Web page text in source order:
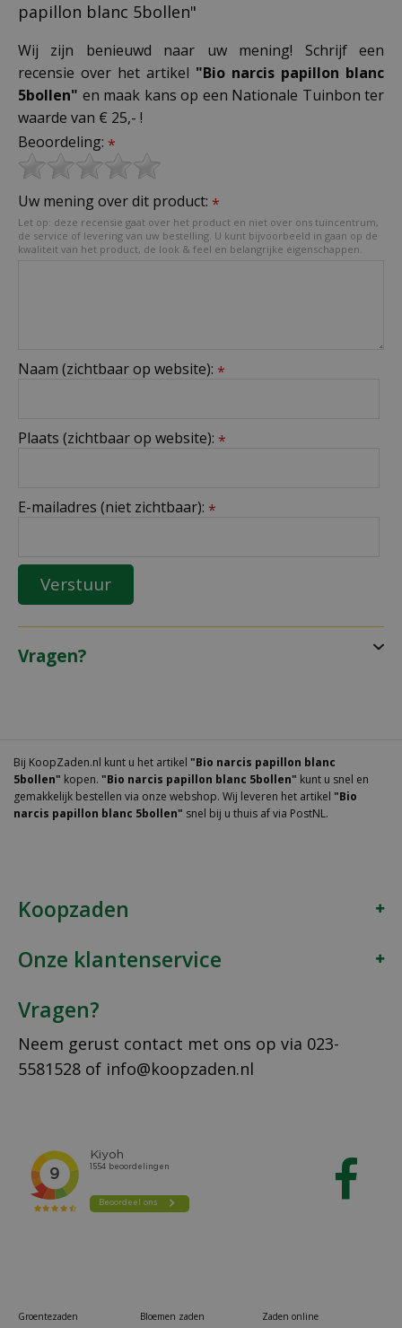
papillon blanc 5bollen"
Wij zijn benieuwd naar uw mening! Schrijf een
recensie over het artikel "Bio narcis papillon blanc
5bollen" en maak kans op een Nationale Tuinbon ter
waarde van € 25,- !
Beoordeling: *
Uw mening over dit product: *
Let op: deze recensie gaat over het product en niet over ons tuincentrum,
de service of levering van uw bestelling. U kunt bijvoorbeeld in gaan op de
kwaliteit van het product, de look & feel en belangrijke eigenschappen.
Naam (zichtbaar op website): *
Plaats (zichtbaar op website): *
E-mailadres (niet zichtbaar): *
Vragen?
Bij KoopZaden.nl kunt u het artikel "Bio narcis papillon blanc
5bollen" kopen. "Bio narcis papillon blanc 5bollen" kunt u snel en
gemakkelijk bestellen via onze webshop. Wij leveren het artikel "Bio
narcis papillon blanc 5bollen" snel bij u thuis af via PostNL.
Koopzaden
Onze klantenservice
Vragen?
Neem gerust contact met ons op via 023-
5581528 of info@koopzaden.nl
Groentezaden
Bloemen zaden
Zaden online